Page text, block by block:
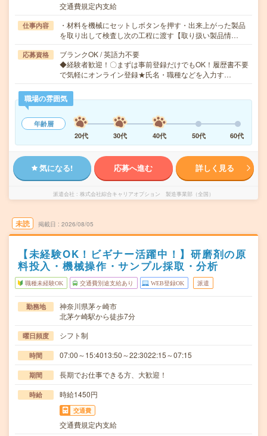
交通費規定内支給
仕事内容
・材料を機械にセットしボタンを押す・出来上がった製品
を取り出して検査し次の工程に渡す【取り扱い製品情…
応募資格
ブランクOK / 英語力不要
◆経験者歓迎！〇まずは事前登録だけでもOK！履歴書不要
で気軽にオンライン登録★氏名・職種などを入力す…
職場の雰囲気
年齢層
20代
30代 40代 50代 60代
気になる! 応募へ進む 詳しく見る
派遣会社 株式会社綜合キャリアオプション 製造事業部（全国）
未読 掲載日 2026/08/05
【未経験OK！ビギナー活躍中！】研磨剤の原
料投入・機械操作・サンプル採取・分析
職種未経験OK 交通費別途支給あり WEB登録OK 派遣
勤務地
神奈川県茅ヶ崎市
北茅ケ崎駅から徒歩7分
曜日頻度 シフト制
時間 07:00～15:4013:50～22:3022:15～07:15
期間 長期でお仕事できる方、大歓迎！
時給 時給1450円
交通費
交通費規定内支給